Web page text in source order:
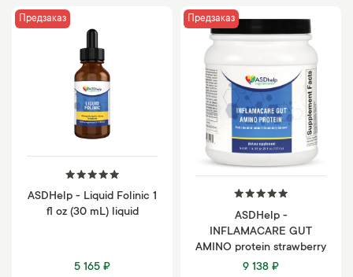
Предзаказ
ASDHelp - Liquid Folinic 1
fl oz (30 mL) liquid
5 165 ₽
Предзаказ
ASDHelp -
INFLAMACARE GUT
AMINO protein strawberry
9 138 ₽